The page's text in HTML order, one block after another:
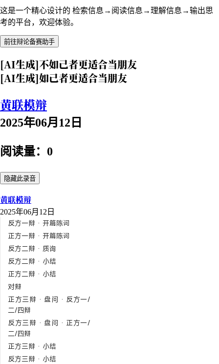
这是一个精心设计的 检索信息→阅读信息→理解信息→输出思
考的平台，欢迎体验。
前往辩论备赛助手
[AI生成]不如己者更适合当朋友
[AI生成]如己者更适合当朋友
黄联模辩
2025年06月12日
阅读量：0
隐藏此录音
黄联模辩
2025年06月12日
反方一辩 · 开篇陈词
正方一辩 · 开篇陈词
反方二辩 · 质询
反方二辩 · 小结
正方二辩 · 小结
对辩
正方三辩 · 盘问 · 反方一/
二/四辩
反方三辩 · 盘问 · 正方一/
二/四辩
正方三辩 · 小结
反方三辩 · 小结